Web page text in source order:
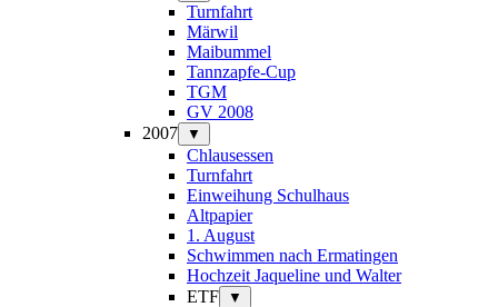
Turnfahrt
Märwil
Maibummel
Tannzapfe-Cup
TGM
GV 2008
2007
▼
Chlausessen
Turnfahrt
Einweihung Schulhaus
Altpapier
1. August
Schwimmen nach Ermatingen
Hochzeit Jaqueline und Walter
ETF
▼